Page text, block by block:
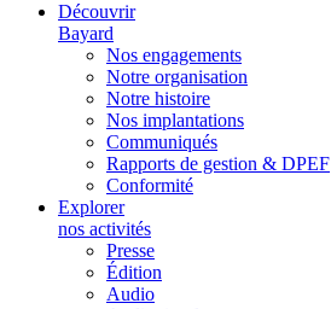
Découvrir
Bayard
Nos engagements
Notre organisation
Notre histoire
Nos implantations
Communiqués
Rapports de gestion & DPEF
Conformité
Explorer
nos activités
Presse
Édition
Audio